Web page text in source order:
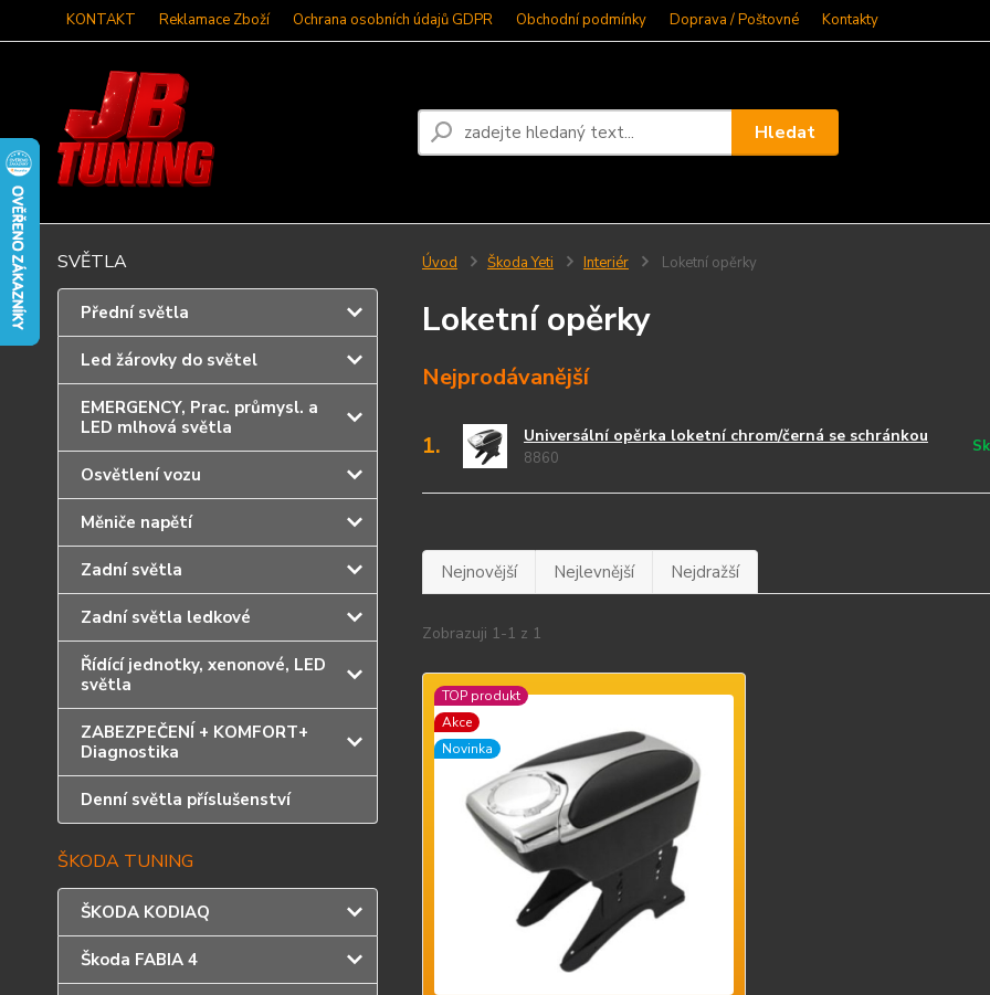
KONTAKT Reklamace Zboží Ochrana osobních údajů GDPR Obchodní podmínky Doprava / Poštovné Kontakty
Hledat
SVĚTLA
Přední světla
Led žárovky do světel
EMERGENCY, Prac. průmysl. a
LED mlhová světla
Osvětlení vozu
Měniče napětí
Zadní světla
Zadní světla ledkové
Řídící jednotky, xenonové, LED
světla
ZABEZPEČENÍ + KOMFORT+
Diagnostika
Denní světla příslušenství
ŠKODA TUNING
ŠKODA KODIAQ
Škoda FABIA 4
Úvod Škoda Yeti Interiér Loketní opěrky
Loketní opěrky
Nejprodávanější
1. Universální opěrka loketní chrom/černá se schránkou
8860
Nejnovější Nejlevnější Nejdražší
Zobrazuji 1-1 z 1
TOP produkt
Akce
Novinka